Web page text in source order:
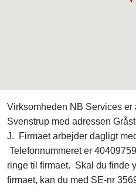
Virksomheden NB Services er
Svenstrup med adressen
J. Firmaet arbejder dagligt
Telefonnummeret er
ringe til firmaet. Skal du finde
firmaet, kan du med SE-nr